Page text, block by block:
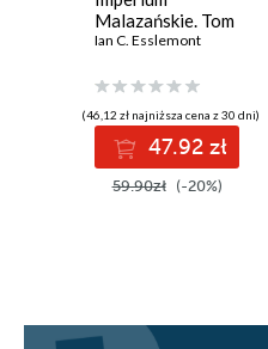
Malazańskie. Tom
5
Ian C. Esslemont
(46,12 zł najniższa cena z 30 dni)
47.92 zł
59.90zł (-20%)